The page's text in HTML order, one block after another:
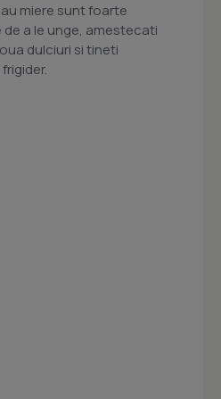
miere sunt foarte
a le unge, amestecati
dulciuri si tineti